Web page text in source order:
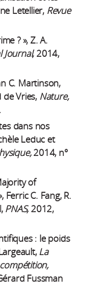
Letellier, Revue
? », Z. A.
Journal,2014,
C. Martinson,
de Vries, Nature,
dans nos
Leduc et
2014, n°
of
Ferric C. Fang, R.
PNAS,2012,
: le poids
La
Fussman